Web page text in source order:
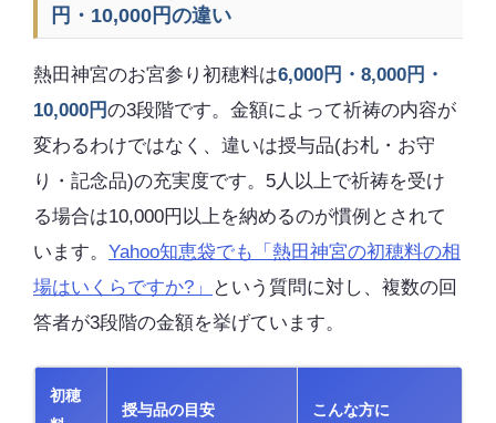
円・10,000円の違い
熱田神宮のお宮参り初穂料は6,000円・8,000円・
10,000円の3段階です。金額によって祈祷の内容が
変わるわけではなく、違いは授与品(お札・お守
り・記念品)の充実度です。5人以上で祈祷を受け
る場合は10,000円以上を納めるのが慣例とされて
います。 Yahoo知恵袋でも「熱田神宮の初穂料の相
場はいくらですか?」
という質問に対し、複数の回
答者が3段階の金額を挙げています。
初穂
授与品の目安 こんな方に